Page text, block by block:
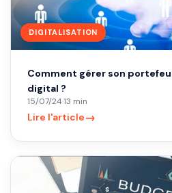
DIGITALISATION
Comment gérer son
digital ?
15/07/24·13 min
Lire l'article→